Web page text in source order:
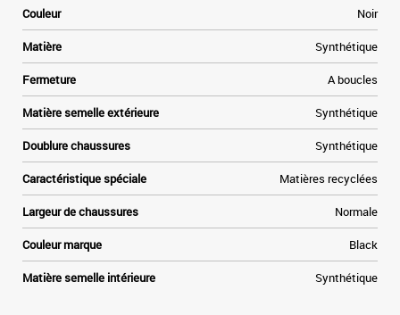
Couleur Noir
Matière Synthétique
Fermeture A boucles
Matière semelle extérieure Synthétique
Doublure chaussures Synthétique
Caractéristique spéciale Matières recyclées
Largeur de chaussures Normale
Couleur marque Black
Matière semelle intérieure Synthétique